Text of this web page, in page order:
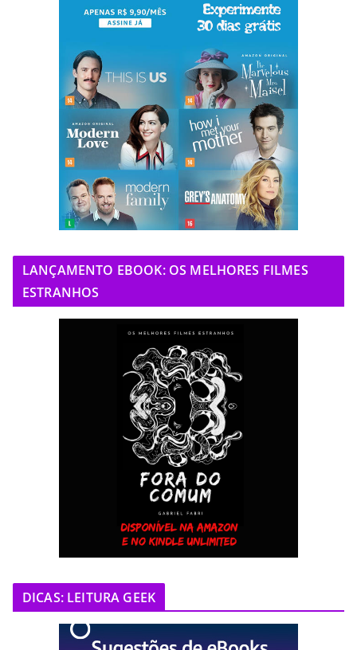
LANÇAMENTO EBOOK: OS MELHORES FILMES
ESTRANHOS
DICAS: LEITURA GEEK